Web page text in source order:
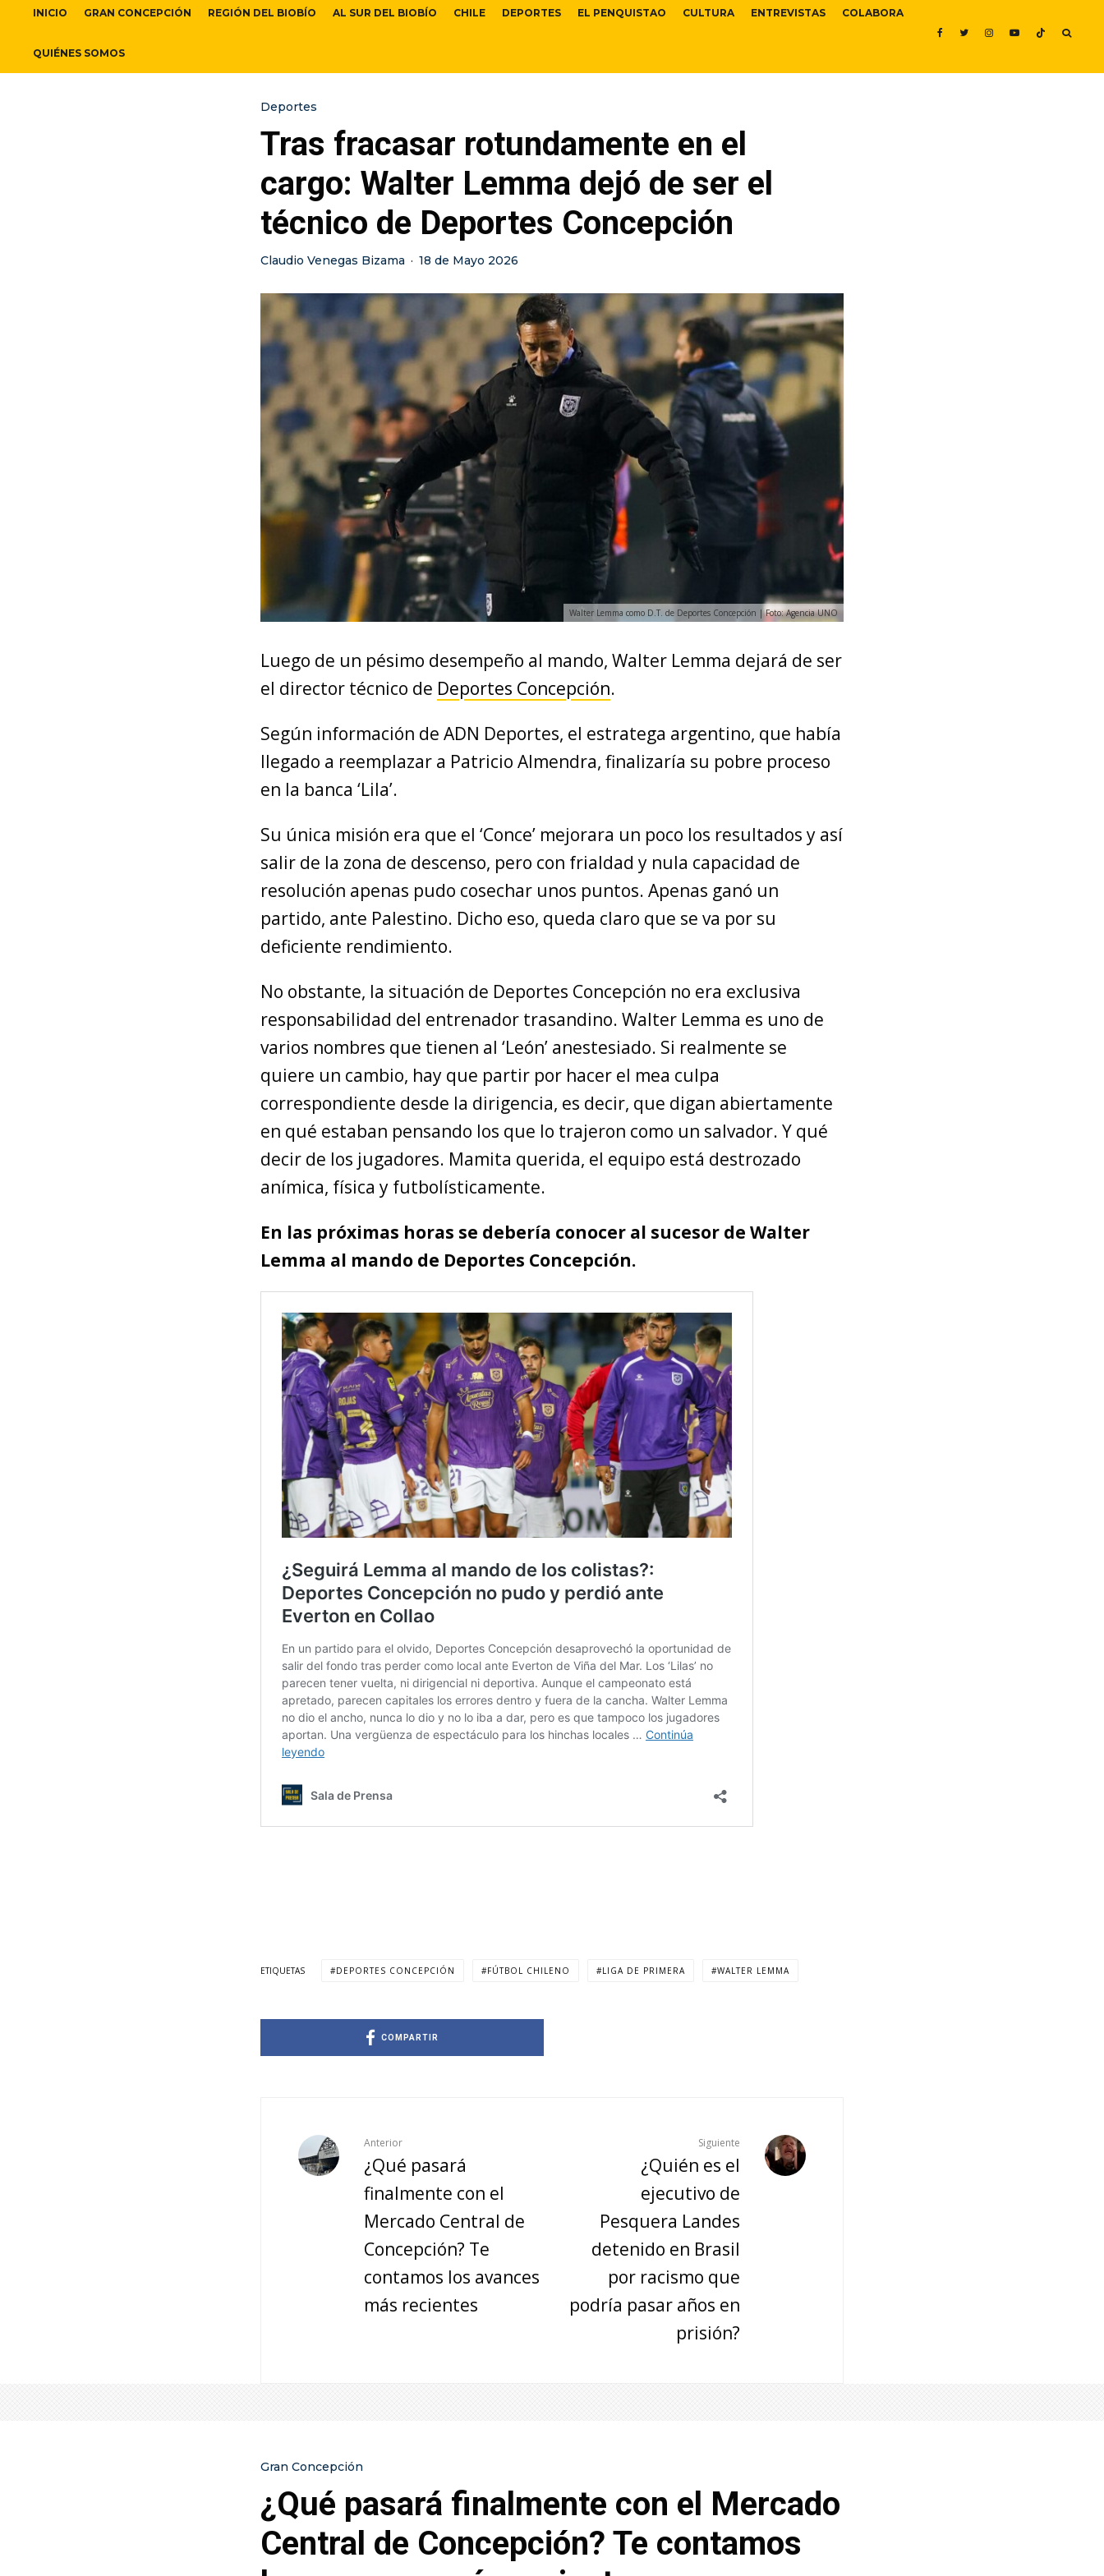
INICIO GRAN CONCEPCIÓN REGIÓN DEL BIOBÍO AL SUR DEL BIOBÍO CHILE DEPORTES EL PENQUISTAO CULTURA ENTREVISTAS COLABORA
QUIÉNES SOMOS
Deportes
Tras fracasar rotundamente en el
cargo: Walter Lemma dejó de ser el
técnico de Deportes Concepción
Claudio Venegas Bizama · 18 de Mayo 2026
Walter Lemma como D.T. de Deportes Concepción | Foto: Agencia UNO
Luego de un pésimo desempeño al mando, Walter Lemma dejará de ser
el director técnico de Deportes Concepción.
Según información de ADN Deportes, el estratega argentino, que había
llegado a reemplazar a Patricio Almendra, finalizaría su pobre proceso
en la banca ‘Lila’.
Su única misión era que el ‘Conce’ mejorara un poco los resultados y así
salir de la zona de descenso, pero con frialdad y nula capacidad de
resolución apenas pudo cosechar unos puntos. Apenas ganó un
partido, ante Palestino. Dicho eso, queda claro que se va por su
deficiente rendimiento.
No obstante, la situación de Deportes Concepción no era exclusiva
responsabilidad del entrenador trasandino. Walter Lemma es uno de
varios nombres que tienen al ‘León’ anestesiado. Si realmente se
quiere un cambio, hay que partir por hacer el mea culpa
correspondiente desde la dirigencia, es decir, que digan abiertamente
en qué estaban pensando los que lo trajeron como un salvador. Y qué
decir de los jugadores. Mamita querida, el equipo está destrozado
anímica, física y futbolísticamente.
En las próximas horas se debería conocer al sucesor de Walter
Lemma al mando de Deportes Concepción.
ETIQUETAS DEPORTES CONCEPCIÓN FÚTBOL CHILENO LIGA DE PRIMERA WALTER LEMMA
COMPARTIR
Anterior
¿Qué pasará
finalmente con el
Mercado Central de
Concepción? Te
contamos los avances
más recientes
Siguiente
¿Quién es el
ejecutivo de
Pesquera Landes
detenido en Brasil
por racismo que
podría pasar años en
prisión?
Gran Concepción
¿Qué pasará finalmente con el Mercado
Central de Concepción? Te contamos